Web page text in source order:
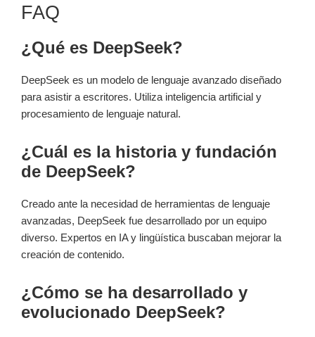
FAQ
¿Qué es DeepSeek?
DeepSeek es un modelo de lenguaje avanzado diseñado
para asistir a escritores. Utiliza inteligencia artificial y
procesamiento de lenguaje natural.
¿Cuál es la historia y fundación
de DeepSeek?
Creado ante la necesidad de herramientas de lenguaje
avanzadas, DeepSeek fue desarrollado por un equipo
diverso. Expertos en IA y lingüística buscaban mejorar la
creación de contenido.
¿Cómo se ha desarrollado y
evolucionado DeepSeek?